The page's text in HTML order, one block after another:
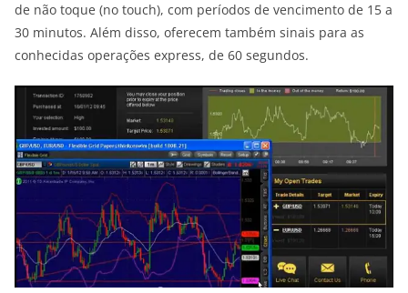
de não toque (no touch), com períodos de vencimento de 15 a
30 minutos. Além disso, oferecem também sinais para as
conhecidas operações express, de 60 segundos.